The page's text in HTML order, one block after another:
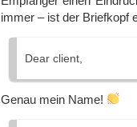
immer – ist der Briefkopf
Dear client,
Genau mein Name!